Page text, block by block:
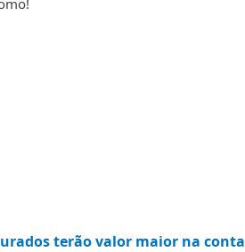
terão valor maior na conta